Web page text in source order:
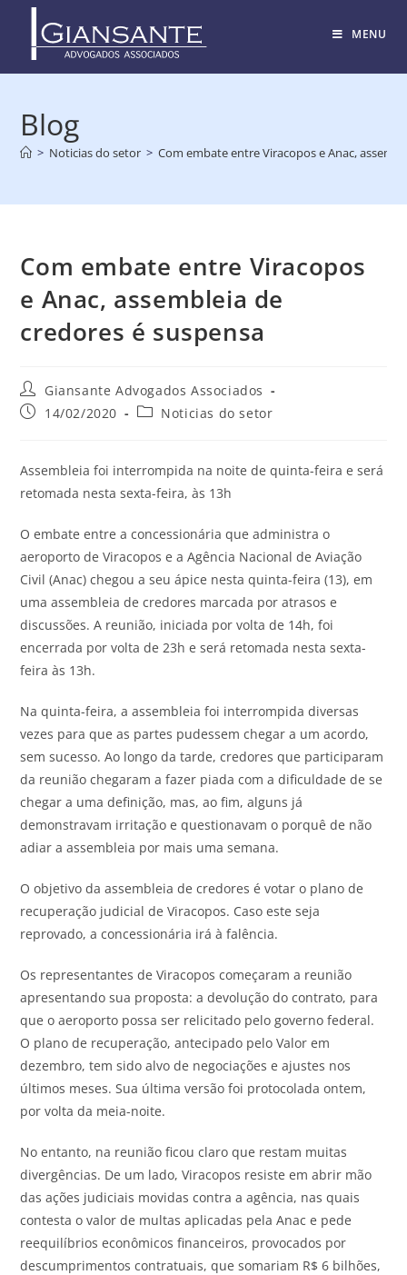
MENU
Blog
> Noticias do setor > Com embate entre Viracopos e Anac,
Com embate entre Viracopos
e Anac, assembleia de
credores é suspensa
Giansante Advogados Associados
14/02/2020
Noticias do setor
Assembleia foi interrompida na noite de quinta-feira e será
retomada nesta sexta-feira, às 13h
O embate entre a concessionária que administra o
aeroporto de Viracopos e a Agência Nacional de Aviação
Civil (Anac) chegou a seu ápice nesta quinta-feira (13), em
uma assembleia de credores marcada por atrasos e
discussões. A reunião, iniciada por volta de 14h, foi
encerrada por volta de 23h e será retomada nesta sexta-
feira às 13h.
Na quinta-feira, a assembleia foi interrompida diversas
vezes para que as partes pudessem chegar a um acordo,
sem sucesso. Ao longo da tarde, credores que participaram
da reunião chegaram a fazer piada com a dificuldade de se
chegar a uma definição, mas, ao fim, alguns já
demonstravam irritação e questionavam o porquê de não
adiar a assembleia por mais uma semana.
O objetivo da assembleia de credores é votar o plano de
recuperação judicial de Viracopos. Caso este seja
reprovado, a concessionária irá à falência.
Os representantes de Viracopos começaram a reunião
apresentando sua proposta: a devolução do contrato, para
que o aeroporto possa ser relicitado pelo governo federal.
O plano de recuperação, antecipado pelo Valor em
dezembro, tem sido alvo de negociações e ajustes nos
últimos meses. Sua última versão foi protocolada ontem,
por volta da meia-noite.
No entanto, na reunião ficou claro que restam muitas
divergências. De um lado, Viracopos resiste em abrir mão
das ações judiciais movidas contra a agência, nas quais
contesta o valor de multas aplicadas pela Anac e pede
reequilíbrios econômicos financeiros, provocados por
descumprimentos contratuais, que somariam R$ 6 bilhões,